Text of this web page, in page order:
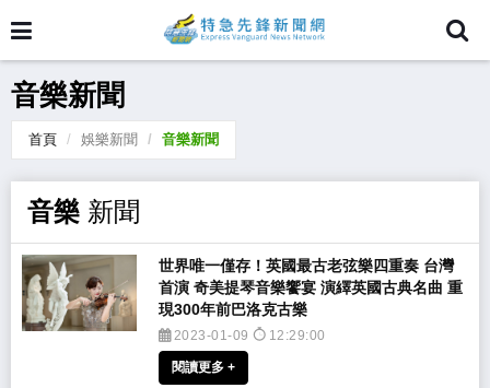
音樂新聞
首頁 娛樂新聞 音樂新聞
音樂 新聞
​世界唯一僅存！英國最古老弦樂四重奏 台灣
首演 奇美提琴音樂饗宴 演繹英國古典名曲 重
現300年前巴洛克古樂
2023-01-09 12:29:00
閱讀更多 +